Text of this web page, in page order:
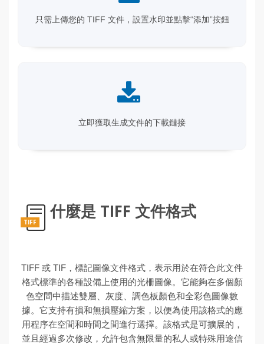
只需上傳您的 TIFF 文件，設置水印並點擊“添加”按鈕
立即獲取生成文件的下載鏈接
TIFF
什麼是 TIFF 文件格式
TIFF 或 TIF，標記圖像文件格式，表示用於在符合此文件
格式標準的各種設備上使用的光柵圖像。它能夠在多個顏
色空間中描述雙層、灰度、調色板顏色和全彩色圖像數
據。它支持有損和無損壓縮方案，以便為使用該格式的應
用程序在空間和時間之間進行選擇。該格式是可擴展的，
並且經過多次修改，允許包含無限量的私人或特殊用途信